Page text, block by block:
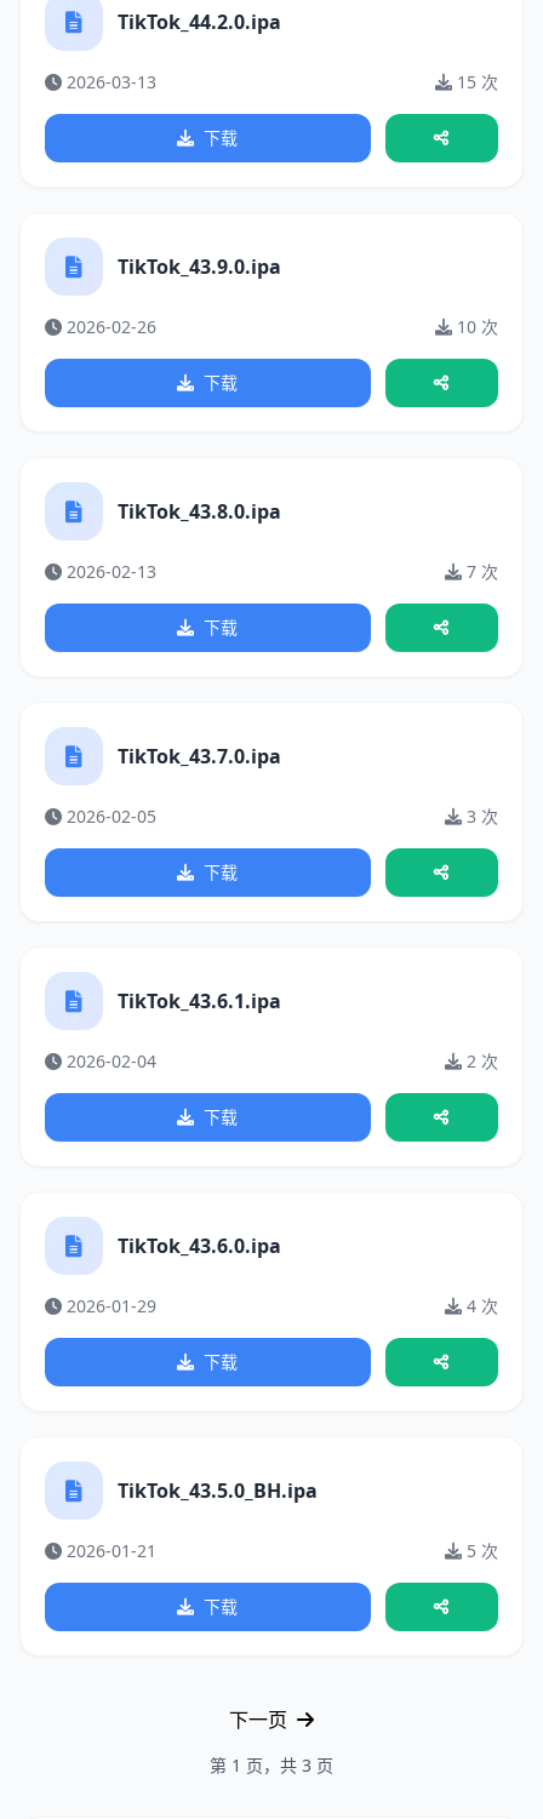
TikTok_44.2.0.ipa
2026-03-13 15 次
下载
TikTok_43.9.0.ipa
2026-02-26 10 次
下载
TikTok_43.8.0.ipa
2026-02-13 7 次
下载
TikTok_43.7.0.ipa
2026-02-05 3 次
下载
TikTok_43.6.1.ipa
2026-02-04 2 次
下载
TikTok_43.6.0.ipa
2026-01-29 4 次
下载
TikTok_43.5.0_BH.ipa
2026-01-21 5 次
下载
下一页
第 1 页，共 3 页